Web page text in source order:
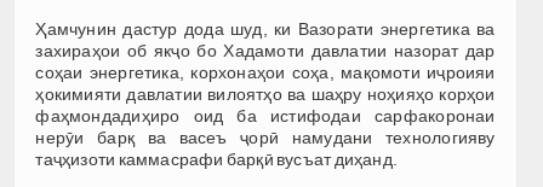
Ҳамчунин дастур дода шуд, ки Вазорати энергетика ва
захираҳои об якҷо бо Хадамоти давлатии назорат дар
соҳаи энергетика, корхонаҳои соҳа, мақомоти иҷроияи
ҳокимияти давлатии вилоятҳо ва шаҳру ноҳияҳо корҳои
фаҳмондадиҳиро оид ба истифодаи сарфакоронаи
нерӯи барқ ва васеъ ҷорӣ намудани технологияву
таҷҳизоти каммасрафи барқӣ вусъат диҳанд.